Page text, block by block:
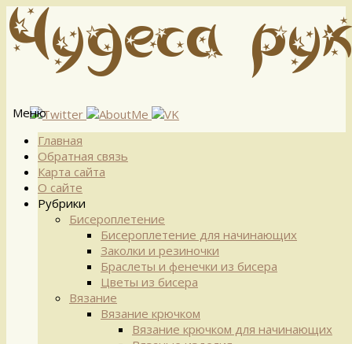
Меню
Перейти
содержимому
Главная
Обратная связь
Карта сайта
О сайте
Рубрики
Бисероплетение
Бисероплетение для начинающих
Заколки и резиночки
Браслеты и фенечки из бисера
Цветы из бисера
Вязание
Вязание крючком
Вязание крючком для начинающих